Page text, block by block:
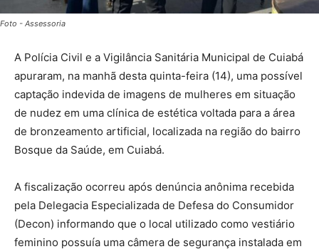
Foto - Assessoria
A Polícia Civil e a Vigilância Sanitária Municipal de Cuiabá
apuraram, na manhã desta quinta-feira (14), uma possível
captação indevida de imagens de mulheres em situação
de nudez em uma clínica de estética voltada para a área
de bronzeamento artificial, localizada na região do bairro
Bosque da Saúde, em Cuiabá.
A fiscalização ocorreu após denúncia anônima recebida
pela Delegacia Especializada de Defesa do Consumidor
(Decon) informando que o local utilizado como vestiário
feminino possuía uma câmera de segurança instalada em